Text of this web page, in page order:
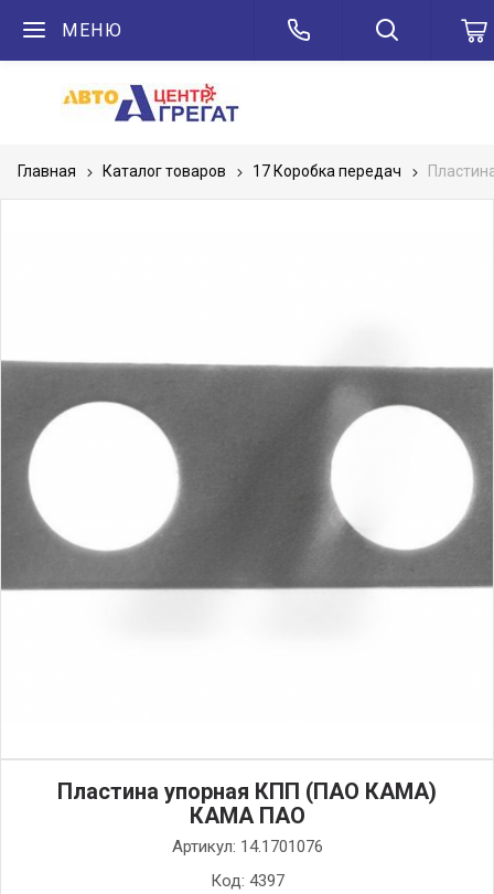
МЕНЮ
Главная Каталог товаров 17 Коробка передач
Пластина упорная КПП (ПАО КАМА)
КАМА ПАО
Артикул: 14.1701076
Код: 4397